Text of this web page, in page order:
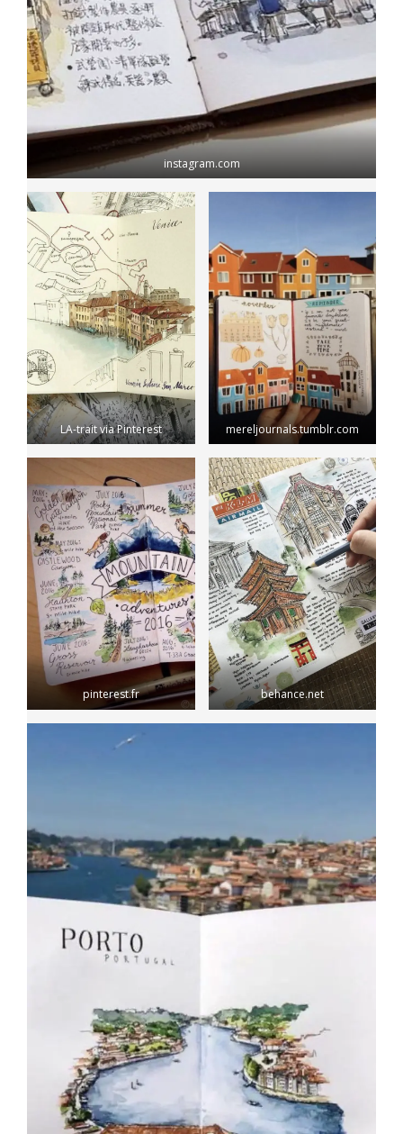
instagram.com
LA-trait via Pinterest mereljournals.tumblr.com
pinterest.fr behance.net